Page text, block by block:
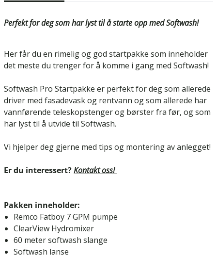
Perfekt for deg som har lyst til å starte opp med Softwash!
Her får du en rimelig og god startpakke som inneholder
det meste du trenger for å komme i gang med Softwash!
Softwash Pro Startpakke er perfekt for deg som allerede
driver med fasadevask og rentvann og som allerede har
vannførende teleskopstenger og børster fra før, og som
har lyst til å utvide til Softwash.
Vi hjelper deg gjerne med tips og montering av anlegget!
Er du interessert?Kontakt oss!
Pakken inneholder:
Remco Fatboy 7 GPM pumpe
ClearView Hydromixer
60 meter softwash slange
Softwash lanse